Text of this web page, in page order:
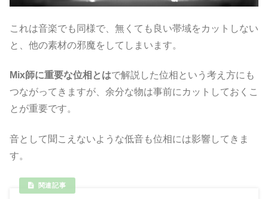
これは音楽でも同様で、無くても良い帯域をカットしない
と、他の素材の邪魔をしてしまいます。
Mix師に重要な位相とはで解説した位相という考え方にも
つながってきますが、余分な物は事前にカットしておくこ
とが重要です。
音として聞こえないような低音も位相には影響してきま
す。